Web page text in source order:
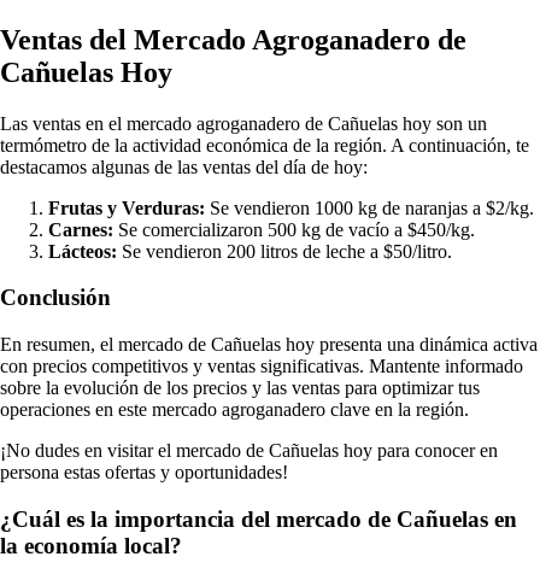
Ventas del Mercado Agroganadero de
Cañuelas Hoy
Las ventas en el mercado agroganadero de Cañuelas hoy son un
termómetro de la actividad económica de la región. A continuación, te
destacamos algunas de las ventas del día de hoy:
Frutas y Verduras: Se vendieron 1000 kg de naranjas a $2/kg.
Carnes: Se comercializaron 500 kg de vacío a $450/kg.
Lácteos: Se vendieron 200 litros de leche a $50/litro.
Conclusión
En resumen, el mercado de Cañuelas hoy presenta una dinámica activa
con precios competitivos y ventas significativas. Mantente informado
sobre la evolución de los precios y las ventas para optimizar tus
operaciones en este mercado agroganadero clave en la región.
¡No dudes en visitar el mercado de Cañuelas hoy para conocer en
persona estas ofertas y oportunidades!
¿Cuál es la importancia del mercado de Cañuelas en
la economía local?